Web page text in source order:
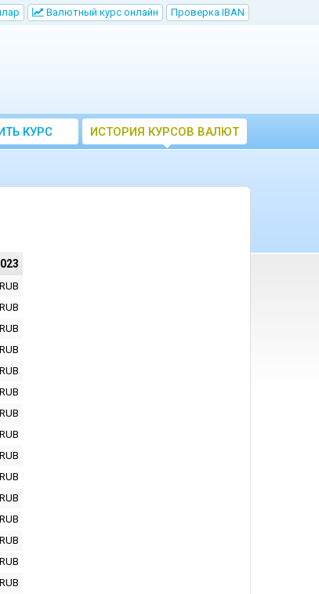
Bалютный курс онлайн Проверка IBAN
КУРС
ЦБ
ИСТОРИЯ КУРСОВ ВАЛЮТ
ЦБ РФ
RUB
RUB
RUB
RUB
RUB
RUB
RUB
RUB
RUB
RUB
RUB
RUB
RUB
RUB
RUB